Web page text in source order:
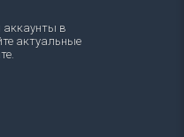
аккаунты в
актуальные